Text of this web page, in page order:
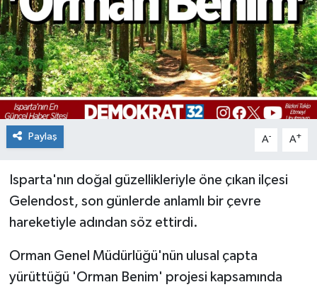
Paylaş A- A+
Isparta'nın doğal güzellikleriyle öne çıkan ilçesi
Gelendost, son günlerde anlamlı bir çevre
hareketiyle adından söz ettirdi.
Orman Genel Müdürlüğü'nün ulusal çapta
yürüttüğü 'Orman Benim' projesi kapsamında